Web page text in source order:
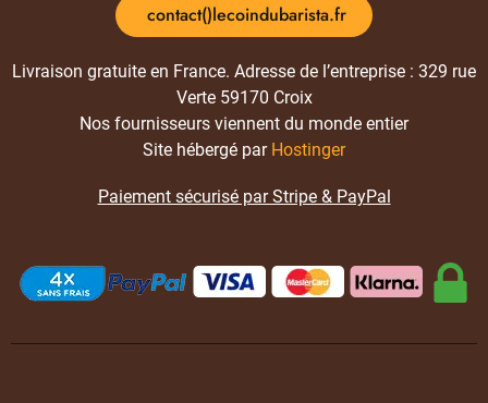
contact()lecoindubarista.fr
Livraison gratuite en France. Adresse de l’entreprise : 329 rue
Verte 59170 Croix
Nos fournisseurs viennent du monde entier
Site hébergé par Hostinger
Paiement sécurisé par Stripe & PayPal